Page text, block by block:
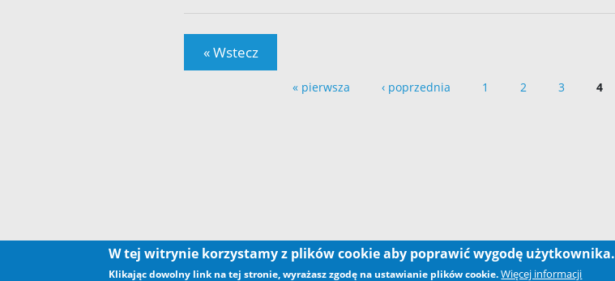
« Wstecz
« pierwsza ‹ poprzednia 1 2 3 4
W tej witrynie korzystamy z plików cookie aby poprawić wygodę użytkownika.
Klikając dowolny link na tej stronie, wyrażasz zgodę na ustawianie plików cookie. Więcej informacji